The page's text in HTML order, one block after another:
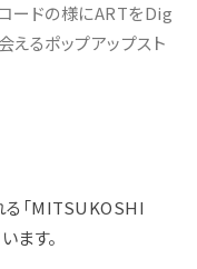
ードの様にARTをDig
えるポップアップスト
る「MITSUKOSHI
ます。